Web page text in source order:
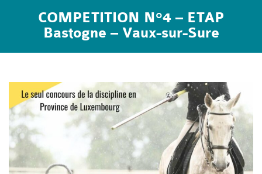
COMPETITION N°4 – ETAP
Bastogne – Vaux-sur-Sure